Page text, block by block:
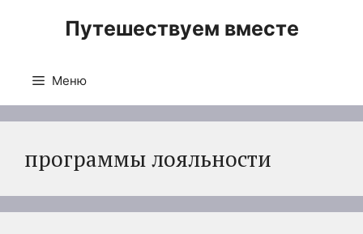
Путешествуем вместе
Меню
программы лояльности